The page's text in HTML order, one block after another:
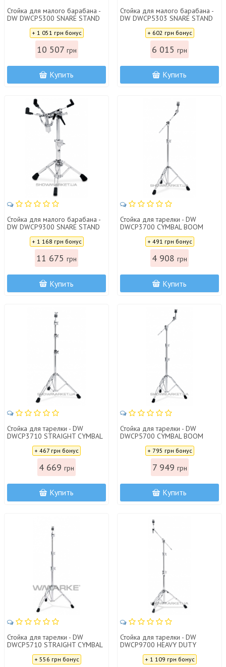
Стойка для малого барабана -
DW DWCP5300 SNARE STAND
+ 1 051 грн бонус
10 507 грн
Купить
Стойка для малого барабана -
DW DWCP5303 SNARE STAND
+ 602 грн бонус
6 015 грн
Купить
Стойка для малого барабана -
DW DWCP9300 SNARE STAND
+ 1 168 грн бонус
11 675 грн
Купить
Стойка для тарелки - DW
DWCP3700 CYMBAL BOOM
STAND 3700
+ 491 грн бонус
4 908 грн
Купить
Стойка для тарелки - DW
DWCP3710 STRAIGHT CYMBAL
STAND 3710
+ 467 грн бонус
4 669 грн
Купить
Стойка для тарелки - DW
DWCP5700 CYMBAL BOOM
STAND 5700
+ 795 грн бонус
7 949 грн
Купить
Стойка для тарелки - DW
DWCP5710 STRAIGHT CYMBAL
STAND 5710
+ 556 грн бонус
Стойка для тарелки - DW
DWCP9700 HEAVY DUTY
CYMBAL BOOM STAND 9700
+ 1 109 грн бонус